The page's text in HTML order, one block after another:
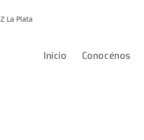
Inicio Conocénos